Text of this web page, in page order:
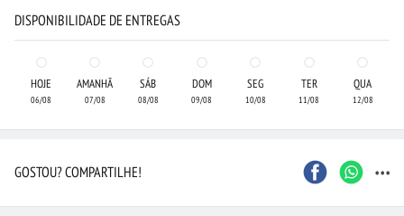
DISPONIBILIDADE DE ENTREGAS
HOJE
06/08
AMANHÃ
07/08
SÁB
08/08
DOM
09/08
SEG
10/08
TER
11/08
QUA
12/08
GOSTOU? COMPARTILHE! ...